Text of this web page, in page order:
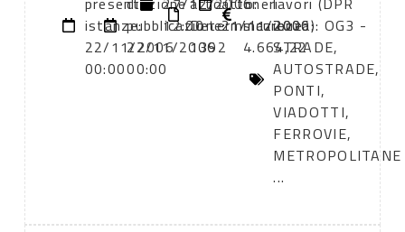
istanze:
22/11/2006
00:00
pubblicazione:
22/11/2006
00:00
12:00Determinazione
1392
21/11/2006
sicurezza:
4.664,22
2000): OG3 -
STRADE,
AUTOSTRADE,
PONTI,
VIADOTTI,
FERROVIE,
METROPOLITANE
...